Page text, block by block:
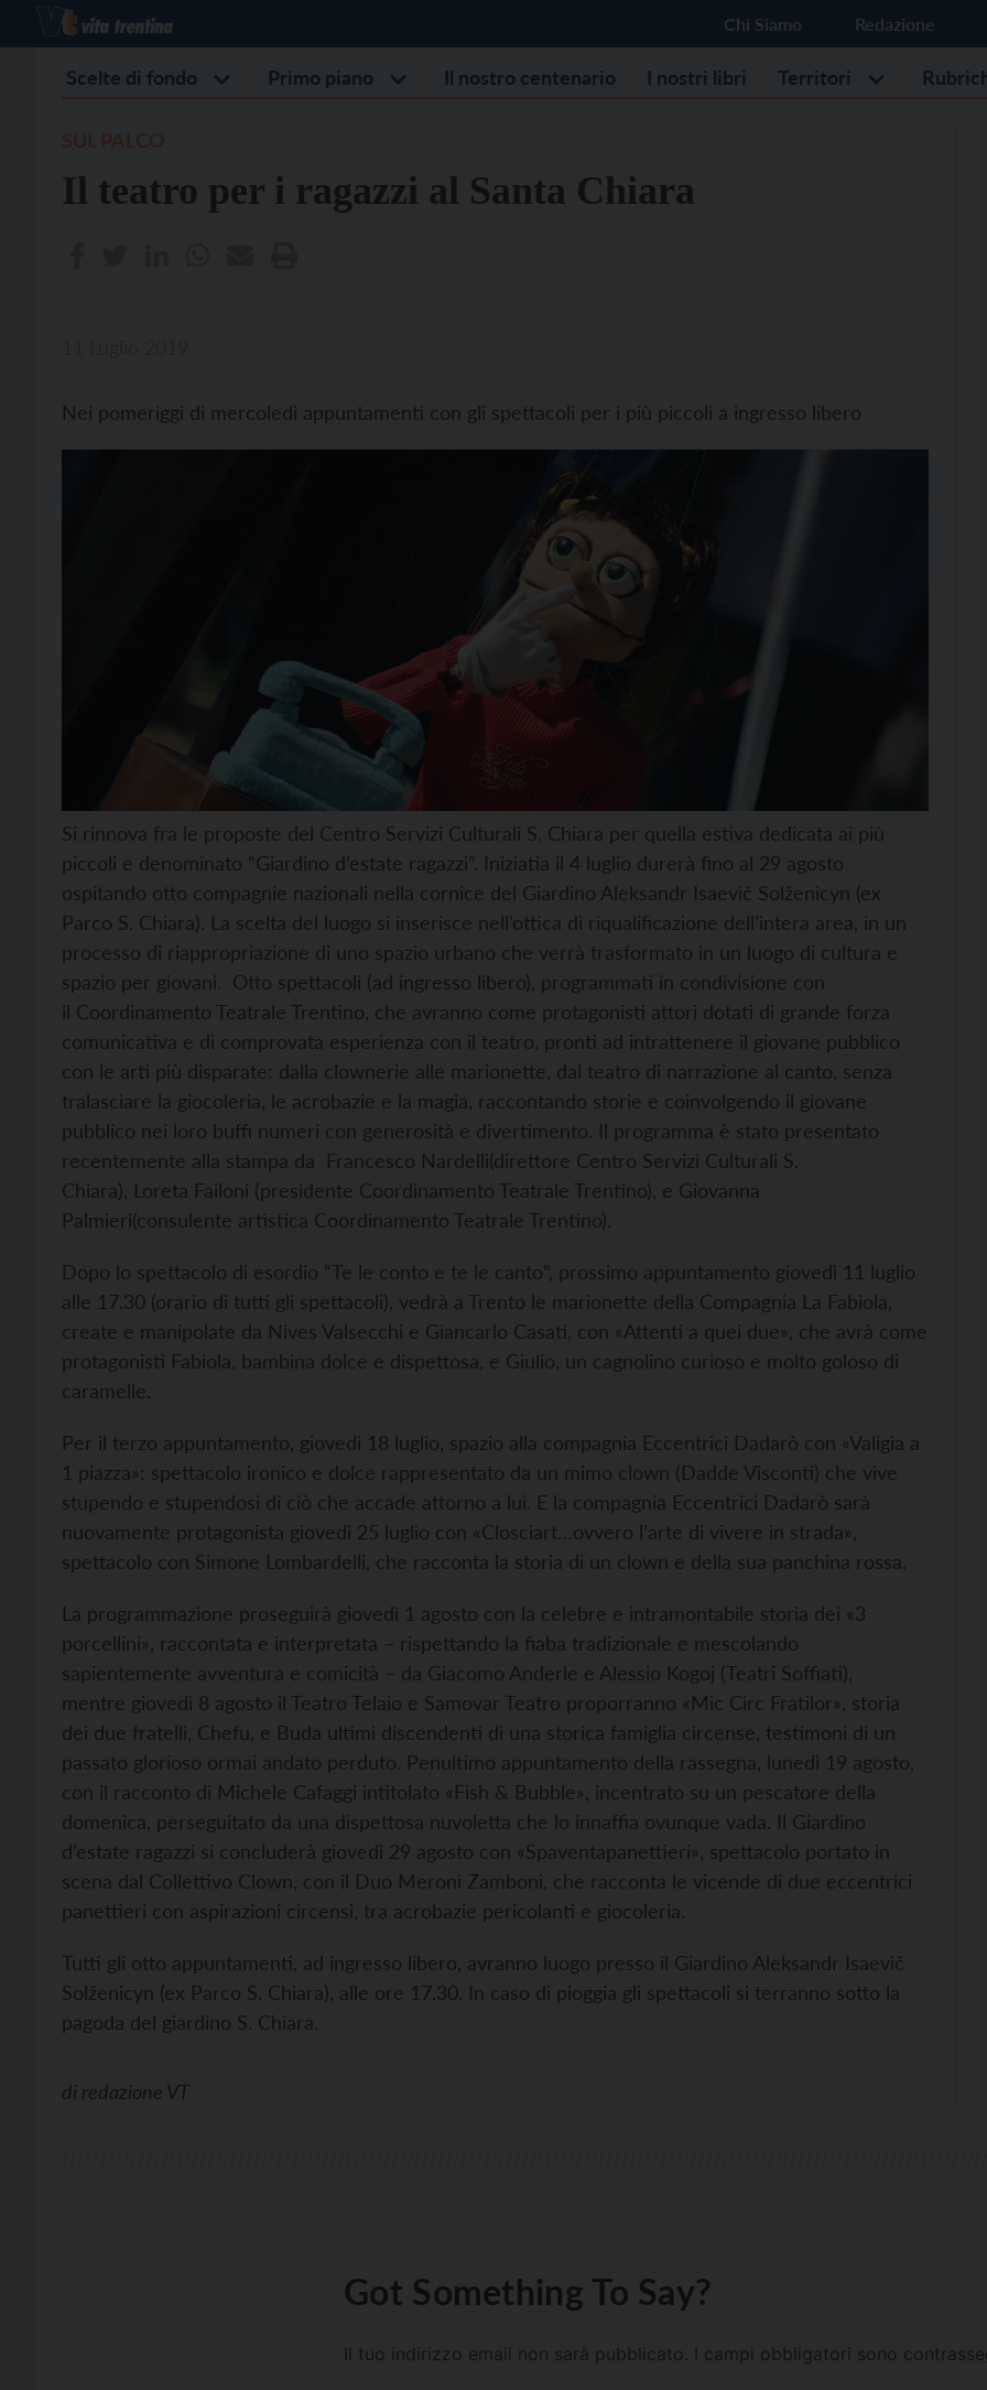
Chi Siamo Redazione
Scelte di fondo Primo piano Il nostro centenario I nostri libri Territori
Il teatro per i ragazzi al Santa Chiara
Nei pomeriggi di mercoledì appuntamenti con gli spettacoli per i più piccoli a ingresso libero
Si rinnova fra le proposte del Centro Servizi Culturali S. Chiara per quella estiva dedicata ai più
piccoli e denominato “Giardino d’estate ragazzi”. Iniziatia il 4 luglio durerà fino al 29 agosto
ospitando otto compagnie nazionali nella cornice del Giardino Aleksandr Isaevič Solženicyn (ex
Parco S. Chiara). La scelta del luogo si inserisce nell’ottica di riqualificazione dell’intera area, in un
processo di riappropriazione di uno spazio urbano che verrà trasformato in un luogo di cultura e
spazio per giovani. Otto spettacoli (ad ingresso libero), programmati in condivisione con
il Coordinamento Teatrale Trentino, che avranno come protagonisti attori dotati di grande forza
comunicativa e di comprovata esperienza con il teatro, pronti ad intrattenere il giovane pubblico
con le arti più disparate: dalla clownerie alle marionette, dal teatro di narrazione al canto, senza
tralasciare la giocoleria, le acrobazie e la magia, raccontando storie e coinvolgendo il giovane
pubblico nei loro buffi numeri con generosità e divertimento. Il programma è stato presentato
recentemente alla stampa da Francesco Nardelli(direttore Centro Servizi Culturali S.
Chiara), Loreta Failoni (presidente Coordinamento Teatrale Trentino), e Giovanna
Palmieri(consulente artistica Coordinamento Teatrale Trentino).
Dopo lo spettacolo di esordio “Te le conto e te le canto”, prossimo appuntamento giovedì 11 luglio
alle 17.30 (orario di tutti gli spettacoli), vedrà a Trento le marionette della Compagnia La Fabiola,
create e manipolate da Nives Valsecchi e Giancarlo Casati, con «Attenti a quei due», che avrà come
protagonisti Fabiola, bambina dolce e dispettosa, e Giulio, un cagnolino curioso e molto goloso di
caramelle.
Per il terzo appuntamento, giovedì 18 luglio, spazio alla compagnia Eccentrici Dadarò con «Valigia a
1 piazza»: spettacolo ironico e dolce rappresentato da un mimo clown (Dadde Visconti) che vive
stupendo e stupendosi di ciò che accade attorno a lui. E la compagnia Eccentrici Dadarò sarà
nuovamente protagonista giovedì 25 luglio con «Closciart…ovvero l’arte di vivere in strada»,
spettacolo con Simone Lombardelli, che racconta la storia di un clown e della sua panchina rossa.
La programmazione proseguirà giovedì 1 agosto con la celebre e intramontabile storia dei «3
porcellini», raccontata e interpretata – rispettando la fiaba tradizionale e mescolando
sapientemente avventura e comicità – da Giacomo Anderle e Alessio Kogoj (Teatri Soffiati),
mentre giovedì 8 agosto il Teatro Telaio e Samovar Teatro proporranno «Mic Circ Fratilor», storia
dei due fratelli, Chefu, e Buda ultimi discendenti di una storica famiglia circense, testimoni di un
passato glorioso ormai andato perduto. Penultimo appuntamento della rassegna, lunedì 19 agosto,
con il racconto di Michele Cafaggi intitolato «Fish & Bubble», incentrato su un pescatore della
domenica, perseguitato da una dispettosa nuvoletta che lo innaffia ovunque vada. Il Giardino
d’estate ragazzi si concluderà giovedì 29 agosto con «Spaventapanettieri», spettacolo portato in
scena dal Collettivo Clown, con il Duo Meroni Zamboni, che racconta le vicende di due eccentrici
panettieri con aspirazioni circensi, tra acrobazie pericolanti e giocoleria.
Tutti gli otto appuntamenti, ad ingresso libero, avranno luogo presso il Giardino Aleksandr Isaevič
Solženicyn (ex Parco S. Chiara), alle ore 17.30. In caso di pioggia gli spettacoli si terranno sotto la
pagoda del giardino S. Chiara.
di redazione VT
Got Something To Say?
Il tuo indirizzo email non sarà pubblicato. I campi obbligatori sono